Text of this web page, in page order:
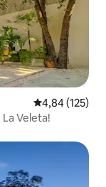
Gemiddelde
4,84 (125)
Veleta!